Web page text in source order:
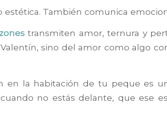
estética. También comunica
transmiten amor, ternura y
sino del amor como algo
en la habitación de tu peque es
no estás delante, que ese